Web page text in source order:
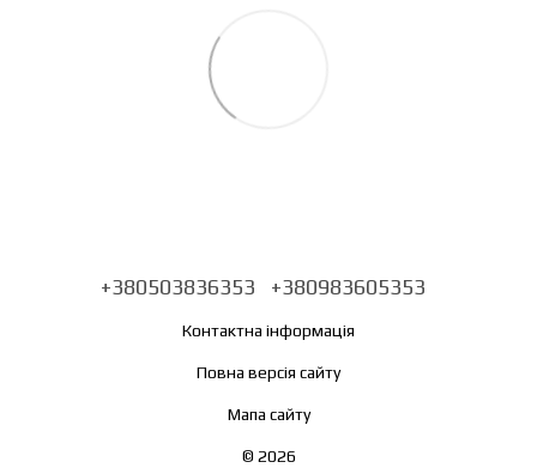
+380503836353 +380983605353
Контактна інформація
Повна версія сайту
Мапа сайту
© 2026